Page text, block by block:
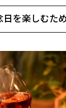
日を楽しむた